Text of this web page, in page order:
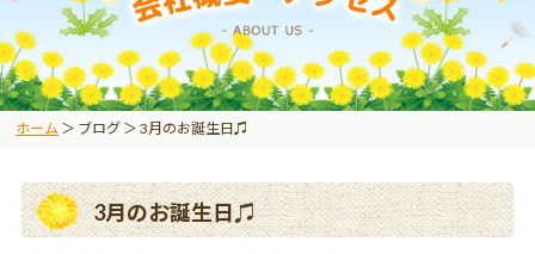
ホーム ＞ ブログ ＞ 3月のお誕生日♫
3月のお誕生日♫